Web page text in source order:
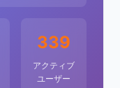
339
アクティブ
ユーザー